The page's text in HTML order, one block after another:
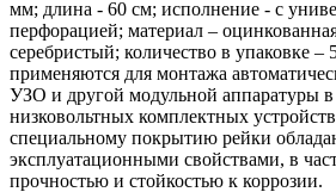
мм; длина - 60 см; исполнение - с
перфорацией; материал –
серебристый; количество в упаковке
применяются для монтажа
УЗО и другой модульной аппаратуры в
низковольтных комплектных
специальному покрытию рейки
эксплуатационными свойствами, в
прочностью и стойкостью к коррозии.